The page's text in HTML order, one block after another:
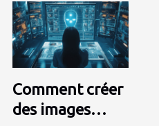
Comment créer
des images